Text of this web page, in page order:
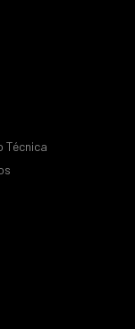
Técnica